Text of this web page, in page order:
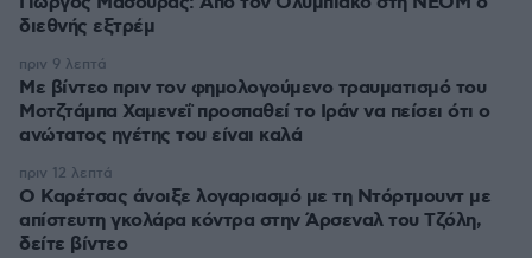
διεθνής εξτρέμ
Με βίντεο πριν τον φημολογούμενο τραυματισμό του
Μοτζτάμπα Χαμενεΐ προσπαθεί το Ιράν να πείσει ότι ο
ανώτατος ηγέτης του είναι καλά
πριν 9 λεπτά
Ο Καρέτσας άνοιξε λογαριασμό με τη Ντόρτμουντ με
απίστευτη γκολάρα κόντρα στην Άρσεναλ του Τζόλη,
δείτε βίντεο
πριν 12 λεπτά